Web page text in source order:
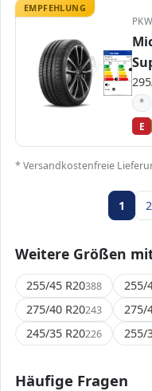
EMPFEHLUNG
ENERG 410054
Michelin
364257
295/30 R20 101Y
C1
A
B
C
D
E E
A
B B
C
D
E
73 dB
*
E
* Versandkostenfreie
1 2
Weitere Größen
255/45 R20388 255/
275/40 R20243 275/
245/35 R20226 255/
Häufige Fragen